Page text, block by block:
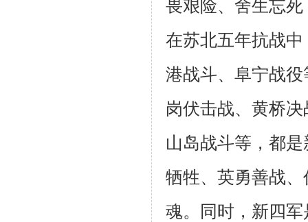
畏艰险、舍生忘
在苏北五年抗战中
港战斗、阜宁战
岗伏击战、黄桥
山岛战斗等，都
牺牲、英勇善战
魂。同时，新四